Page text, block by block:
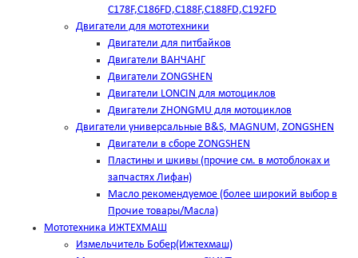
C178F,С186FD,C188F,C188FD,C192FD
Двигатели для мототехники
Двигатели для питбайков
Двигатели ВАНЧАНГ
Двигатели ZONGSHEN
Двигатели LONCIN для мотоциклов
Двигатели ZHONGMU для мотоциклов
Двигатели универсальные B&S, MAGNUM, ZONGSHEN
Двигатели в сборе ZONGSHEN
Пластины и шкивы (прочие см. в мотоблоках и
запчастях Лифан)
Масло рекомендуемое (более широкий выбор в
Прочие товары/Масла)
Мототехника ИЖТЕХМАШ
Измельчитель Бобер(Ижтехмаш)